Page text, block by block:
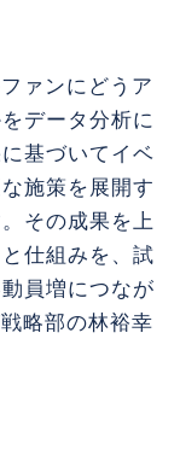
ァンにどうア
データ分析に
基づいてイベ
施策を展開す
その成果を上
仕組みを、試
員増につなが
略部の林裕幸